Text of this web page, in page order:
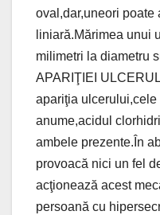
oval,dar,uneori poate
liniară.Mărimea unui
milimetri la diametru
APARIŢIEI
apariţia
anume,acidul
ambele prezente.În
provoacă nici un fel
acţionează acest
persoană cu